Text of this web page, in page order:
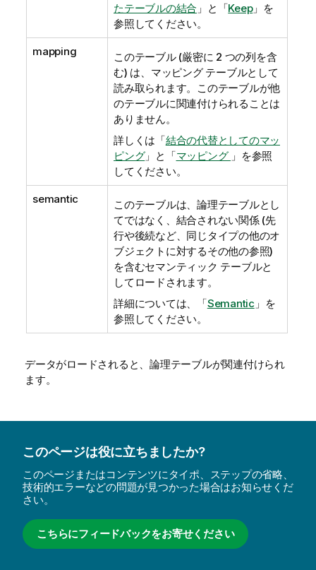
たテーブルの結合 」と「Keep」を
参照してください。
mapping
このテーブル (厳密に 2 つの列を含
む) は、マッピング テーブルとして
読み取られます。このテーブルが他
のテーブルに関連付けられることは
ありません。
詳しくは「結合の代替としてのマッ
ピング」と「マッピング 」を参照
してください。
semantic
このテーブルは、論理テーブルとし
てではなく、結合されない関係 (先
行や後続など、同じタイプの他のオ
ブジェクトに対するその他の参照)
を含むセマンティック テーブルと
してロードされます。
詳細については、「Semantic 」を
参照してください。
データがロードされると、論理テーブルが関連付けられ
ます。
このページは役に立ちましたか?
このページまたはコンテンツにタイポ、ステップの省略、
技術的エラーなどの問題が見つかった場合はお知らせくだ
さい。
こちらにフィードバックをお寄せください